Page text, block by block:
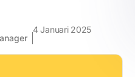
4 Januari 2025